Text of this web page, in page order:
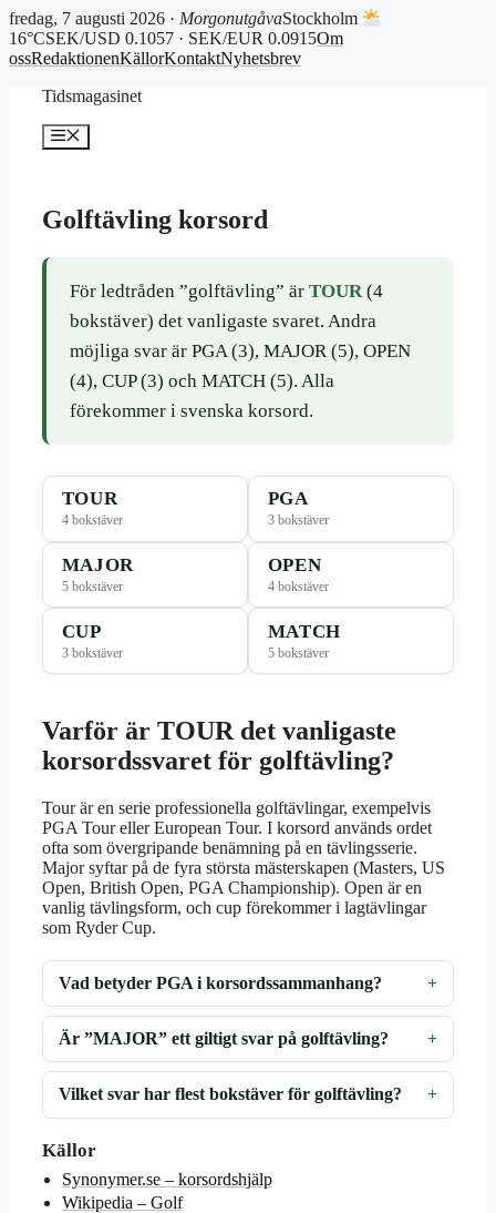
fredag, 7 augusti 2026 · MorgonutgåvaStockholm
16°CSEK/USD 0.1057 · SEK/EUR 0.0915Om
ossRedaktionenKällorKontaktNyhetsbrev
Tidsmagasinet
Meny
Golftävling korsord
För ledtråden ”golftävling” är TOUR(4
bokstäver) det vanligaste svaret. Andra
möjliga svar är PGA (3), MAJOR (5), OPEN
(4), CUP (3) och MATCH (5). Alla
förekommer i svenska korsord.
TOUR
4 bokstäver
PGA
3 bokstäver
MAJOR
5 bokstäver
OPEN
4 bokstäver
CUP
3 bokstäver
MATCH
5 bokstäver
Varför är TOUR det vanligaste
korsordssvaret för golftävling?
Tour är en serie professionella golftävlingar, exempelvis
PGA Tour eller European Tour. I korsord används ordet
ofta som övergripande benämning på en tävlingsserie.
Major syftar på de fyra största mästerskapen (Masters, US
Open, British Open, PGA Championship). Open är en
vanlig tävlingsform, och cup förekommer i lagtävlingar
som Ryder Cup.
Vad betyder PGA i korsordssammanhang?
Är ”MAJOR” ett giltigt svar på golftävling?
Vilket svar har flest bokstäver för golftävling?
Källor
Synonymer.se – korsordshjälp
Wikipedia – Golf